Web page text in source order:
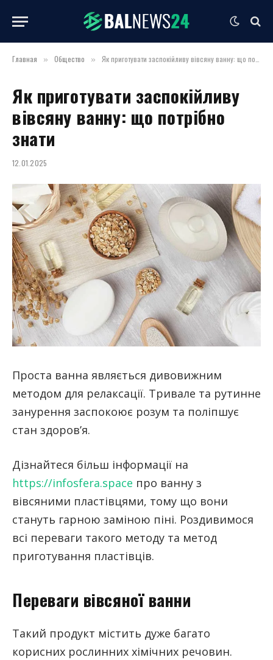
Главная » Общество » Як приготувати заспокійливу вівсяну ванну: що потрібно знати
Як приготувати заспокійливу
вівсяну ванну: що потрібно
знати
12.01.2025
Проста ванна являється дивовижним
методом для релаксації. Тривале та рутинне
занурення заспокоює розум та поліпшує
стан здоров’я.
Дізнайтеся більш інформації на
https://infosfera.space про ванну з
вівсяними пластівцями, тому що вони
стануть гарною заміною піні. Роздивимося
всі переваги такого методу та метод
приготування пластівців.
Переваги вівсяної ванни
Такий продукт містить дуже багато
корисних рослинних хімічних речовин.